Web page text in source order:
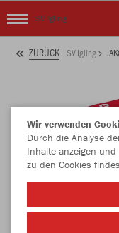
SV Igling
ZURÜCK SV Igling
Wir verwenden
Durch die Analyse
Inhalte anzeigen
zu den Cookies